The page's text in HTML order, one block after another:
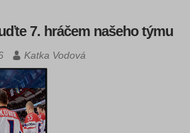
7. hráčem našeho týmu
Katka Vodová